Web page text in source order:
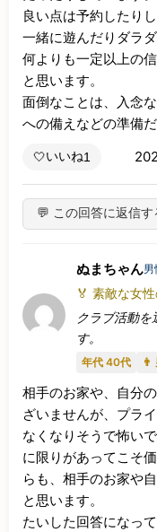
良い点は予約したり
一緒に遊んだりダラ
何よりも一定以上の
と思います。
面倒なことは、入念
への備えなどの準備だ
🤍いいね1
💬 この回答に返信す
ぬまちゃん男
🏅 素敵な女
クラブ活動
す。
年代 40代 👨
相手のお家や、自分
ざいませんが、プラ
なくなりそうで怖い
に限りがあってこそ
らも、相手のお家や
と思います。
たいした回答になっ